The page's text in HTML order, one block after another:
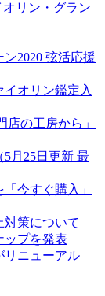
リン・グラン
2020 弦活応援
オリン鑑定入
の工房から」
月25日更新 最
今すぐ購入」
対策について
ップを発表
リニューアル